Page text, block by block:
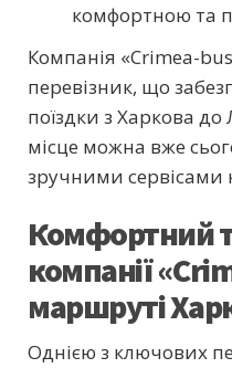
комфортною та
Компанія «Crimea-
перевізник, що
поїздки з Харкова
місце можна вже
зручними сервісами
Комфортний
компанії
маршруті
Однією з ключових